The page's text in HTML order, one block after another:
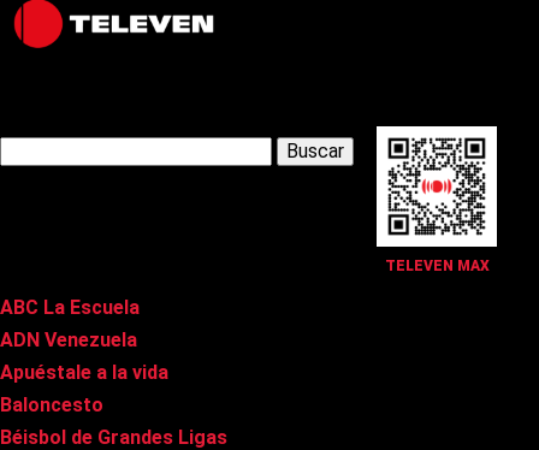
TELEVEN MAX
Latest Posts
ABC La Escuela
ADN Venezuela
Apuéstale a la vida
Baloncesto
Béisbol de Grandes Ligas